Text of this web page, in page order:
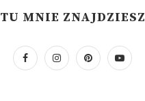
TU MNIE ZNAJDZIESZ